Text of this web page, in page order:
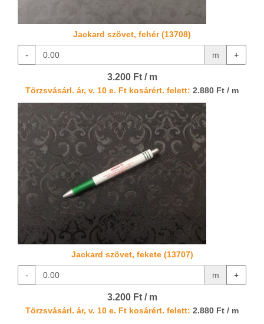
Jackard szövet, fehér (13708)
- m +
3.200 Ft / m
Törzsvásárl. ár, v. 10 e. Ft kosárért. felett: 2.880 Ft / m
Jackard szövet, fekete (13707)
- m +
3.200 Ft / m
Törzsvásárl. ár, v. 10 e. Ft kosárért. felett: 2.880 Ft / m